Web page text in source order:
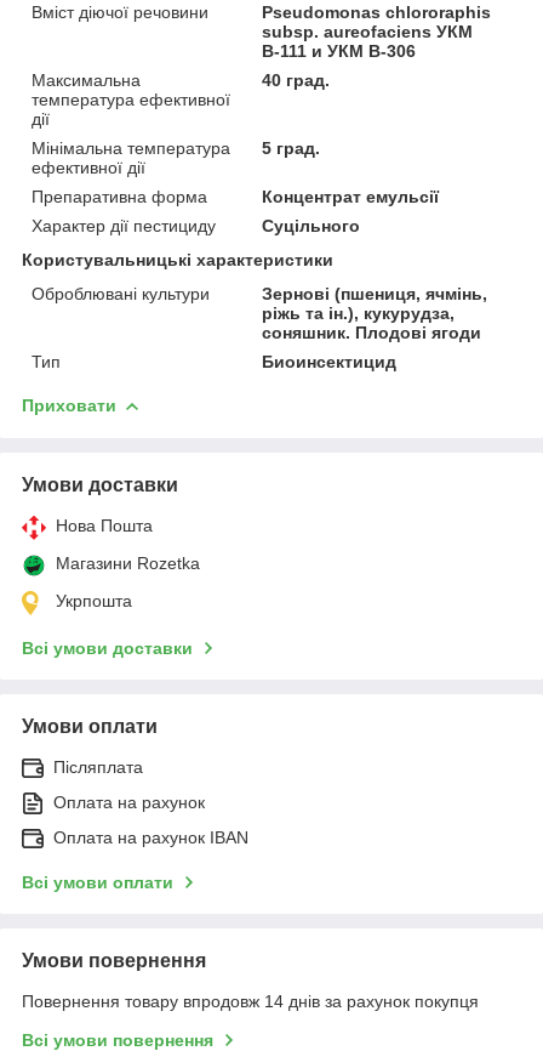
Вміст діючої речовини
Pseudomonas chlororaphis
subsp. aureofaciens УКМ
В-111 и УКМ В-306
Максимальна
температура ефективної
дії
40 град.
Мінімальна температура
ефективної дії
5 град.
Препаративна форма
Концентрат емульсії
Характер дії пестициду
Суцільного
Користувальницькі характеристики
Оброблювані культури
Зернові (пшениця, ячмінь,
ріжь та ін.), кукурудза,
соняшник. Плодові ягоди
Тип
Биоинсектицид
Приховати
Умови доставки
Нова Пошта
Магазини Rozetka
Укрпошта
Всі умови доставки
Умови оплати
Післяплата
Оплата на рахунок
Оплата на рахунок IBAN
Всі умови оплати
Умови повернення
Повернення товару впродовж 14 днів за рахунок покупця
Всі умови повернення